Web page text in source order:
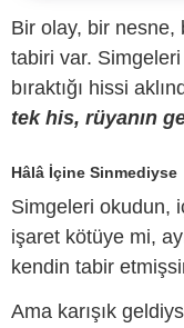
Bir olay, bir nesne,
tabiri var.
bıraktığı hissi
tek his, rüyanın
Hâlâ İçine Sinmediyse
Simgeleri okudun,
işaret kötüye mi,
kendin tabir
Ama karışık